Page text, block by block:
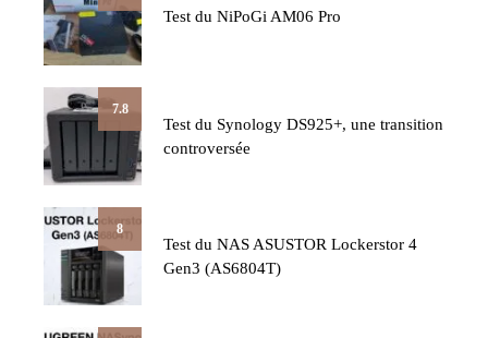
Test du NiPoGi AM06 Pro
7.8
Test du Synology DS925+, une transition
controversée
8
Test du NAS ASUSTOR Lockerstor 4
Gen3 (AS6804T)